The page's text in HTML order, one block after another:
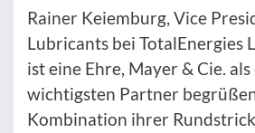
Rainer Keiemburg, Vice
Lubricants bei TotalEnergies
ist eine Ehre, Mayer & Cie.
wichtigsten Partner
Kombination ihrer